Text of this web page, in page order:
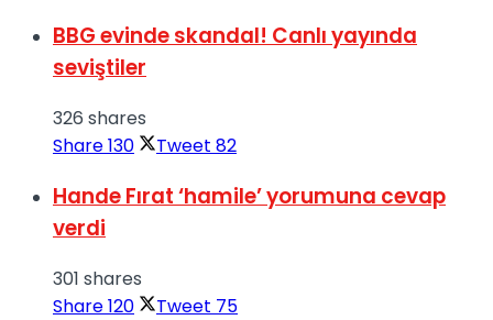
BBG evinde skandal! Canlı yayında
seviştiler
326 shares
Share130 Tweet 82
Hande Fırat ‘hamile’ yorumuna cevap
verdi
301 shares
Share120 Tweet 75